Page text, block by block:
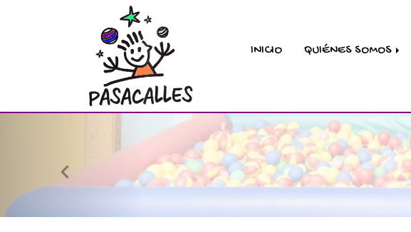
INICIO QUIÉNES SOMOS